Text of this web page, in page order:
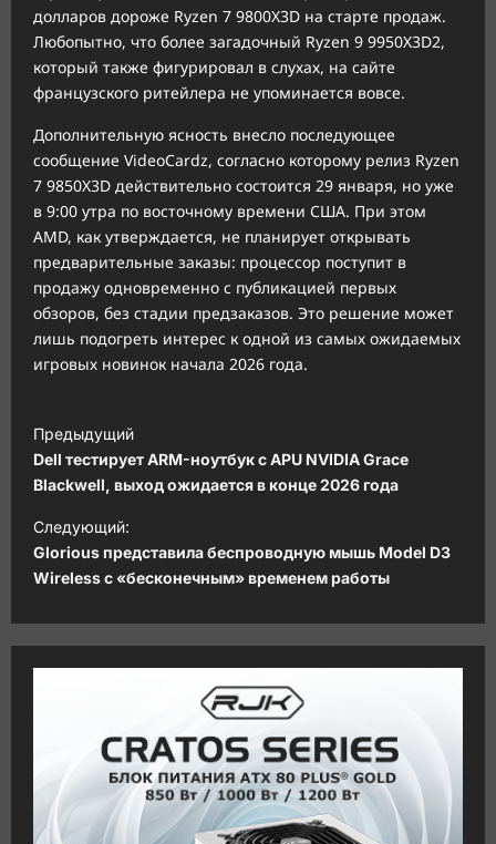
долларов дороже Ryzen 7 9800X3D на старте продаж.
Любопытно, что более загадочный Ryzen 9 9950X3D2,
который также фигурировал в слухах, на сайте
французского ритейлера не упоминается вовсе.
Дополнительную ясность внесло последующее
сообщение VideoCardz, согласно которому релиз Ryzen
7 9850X3D действительно состоится 29 января, но уже
в 9:00 утра по восточному времени США. При этом
AMD, как утверждается, не планирует открывать
предварительные заказы: процессор поступит в
продажу одновременно с публикацией первых
обзоров, без стадии предзаказов. Это решение может
лишь подогреть интерес к одной из самых ожидаемых
игровых новинок начала 2026 года.
а
в
и
г
а
ц
и
Предыдущий
Dell тестирует ARM-ноутбук с APU NVIDIA Grace
Blackwell, выход ожидается в конце 2026 года
Следующий:
Glorious представила беспроводную мышь Model D3
Wireless с «бесконечным» временем работы